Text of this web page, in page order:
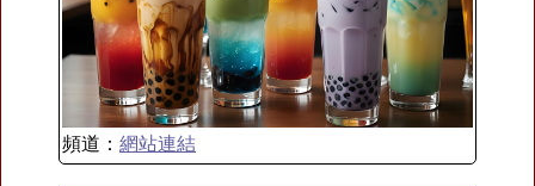
頻道： 網站連結